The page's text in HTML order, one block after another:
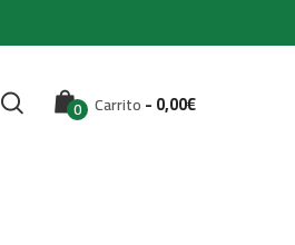
0 Carrito-0,00€